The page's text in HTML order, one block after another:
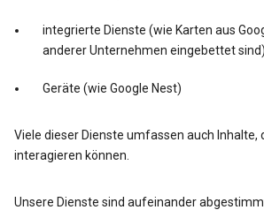
integrierte Dienste (wie Karten aus
anderer Unternehmen eingebettet sind)
Geräte (wie Google Nest)
Viele dieser Dienste umfassen auch
interagieren können.
Unsere Dienste sind aufeinander